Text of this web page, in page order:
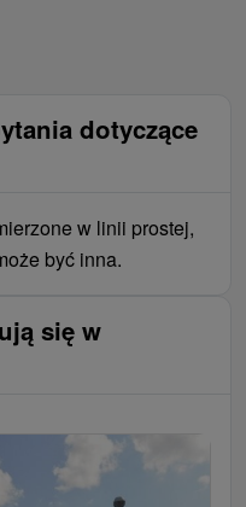
dotyczące
w linii prostej,
być inna.
się w